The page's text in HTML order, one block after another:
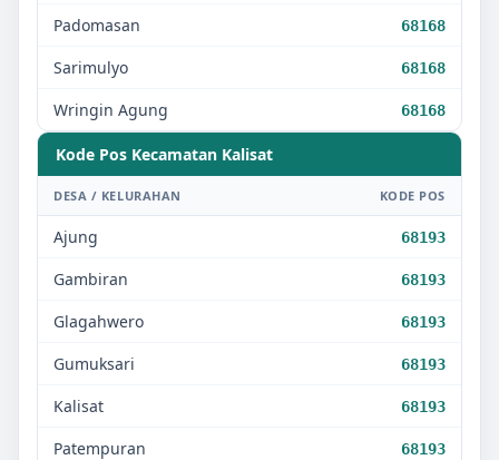
Padomasan 68168
Sarimulyo 68168
Wringin Agung 68168
Kode Pos Kecamatan Kalisat
DESA / KELURAHAN KODE POS
Ajung 68193
Gambiran 68193
Glagahwero 68193
Gumuksari 68193
Kalisat 68193
Patempuran 68193